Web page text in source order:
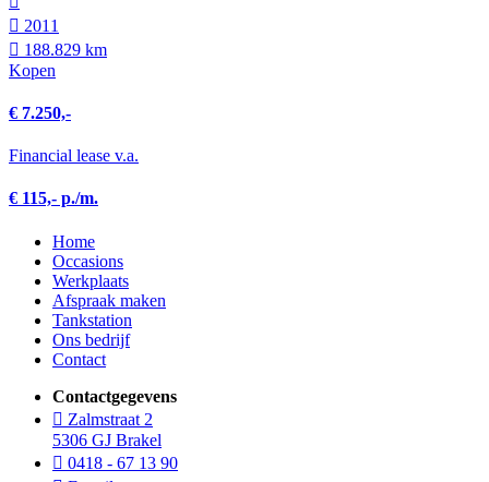
2011
188.829 km
Kopen
€ 7.250,-
Financial lease v.a.
€ 115,- p./m.
Home
Occasions
Werkplaats
Afspraak maken
Tankstation
Ons bedrijf
Contact
Contactgegevens
Zalmstraat 2
5306 GJ Brakel
0418 - 67 13 90